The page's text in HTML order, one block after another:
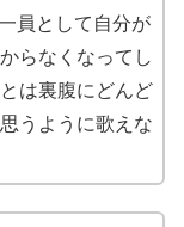
員として自分が
らなくなってし
は裏腹にどんど
うように歌えな